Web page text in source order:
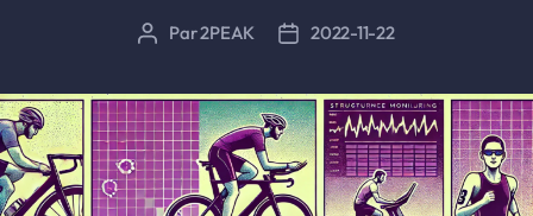
Auteur
Par2PEAK
Date2022-11-22